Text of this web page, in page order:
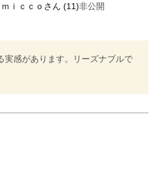
ｍｉｃｃｏ 11 非公開
実感があります。リーズナブルで